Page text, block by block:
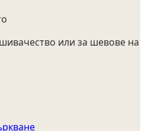
или за шевове на